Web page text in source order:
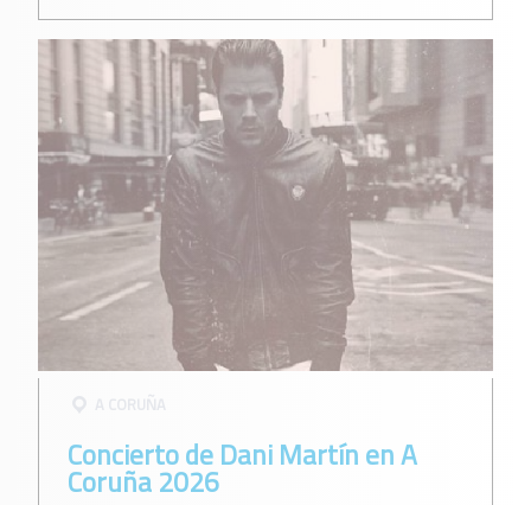
A CORUÑA
Concierto de Dani Martín en A
Coruña 2026